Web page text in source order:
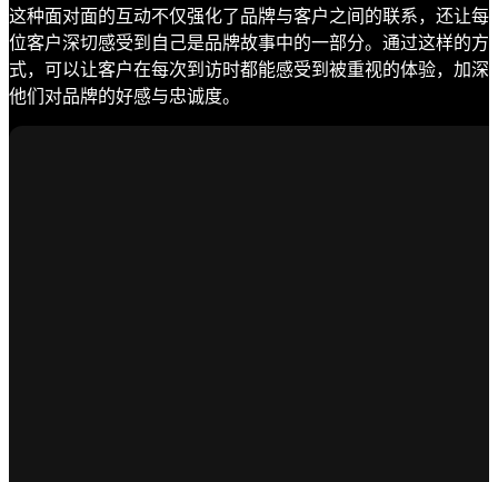
这种面对面的互动不仅强化了品牌与客户之间的联系，还让每
位客户深切感受到自己是品牌故事中的一部分。通过这样的方
式，可以让客户在每次到访时都能感受到被重视的体验，加深
他们对品牌的好感与忠诚度。